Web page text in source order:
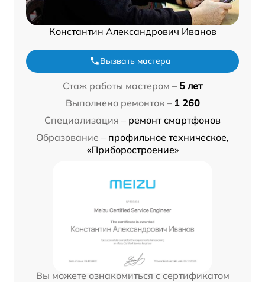
Константин Александрович Иванов
Вызвать мастера
Стаж работы мастером – 5 лет
Выполнено ремонтов – 1 260
Специализация – ремонт смартфонов
Образование – профильное техническое,
«Приборостроение»
Вы можете ознакомиться с сертификатом